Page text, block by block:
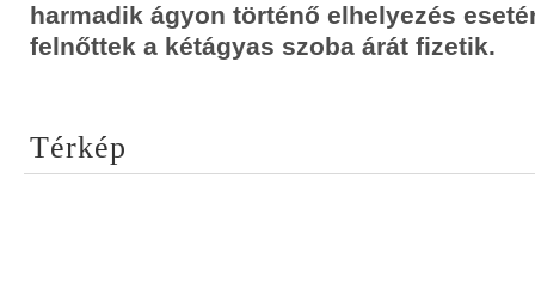
harmadik ágyon történő elhelyezés
felnőttek a kétágyas szoba árát fizetik.
Térkép